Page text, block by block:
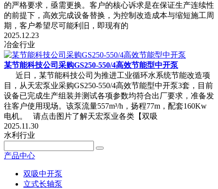
的严格要求，亟需更换。客户的核心诉求是在保证生产连续性
的前提下，高效完成设备替换，为控制改造成本与缩短施工周
期，客户希望尽可能利旧，即现有的
2025.12.23
冶金行业
某节能科技公司采购GS250-550/4高效节能型中开泵
近日，某节能科技公司为推进工业循环水系统节能改造项
目，从天宏泵业采购GS250-550/4高效节能型中开泵3套，目前
设备已完成生产组装并测试各项参数均符合出厂要求，准备发
往客户使用现场。该泵流量557m³/h，扬程77m，配套160Kw
电机。 请点击图片了解天宏泵业各类【双吸
2025.11.30
水利行业
产品中心
双吸中开泵
立式长轴泵